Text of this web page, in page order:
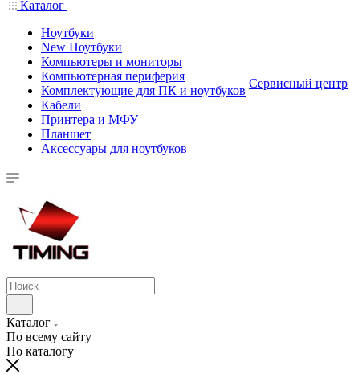
Каталог
Ноутбуки
New Ноутбуки
Компьютеры и мониторы
Компьютерная периферия
Комплектующие для ПК и ноутбуков
Кабели
Принтера и МФУ
Планшет
Аксессуары для ноутбуков
Сервисный центр
Каталог
По всему сайту
По каталогу